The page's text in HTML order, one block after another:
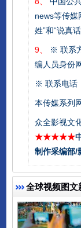
news等传媒
姓”和“说真
9、
※ 联系
编人员身份
※ 联系电话
本传媒系列
众全影视文
★★★★★
制作采编部/
全球视频图文
东山县通